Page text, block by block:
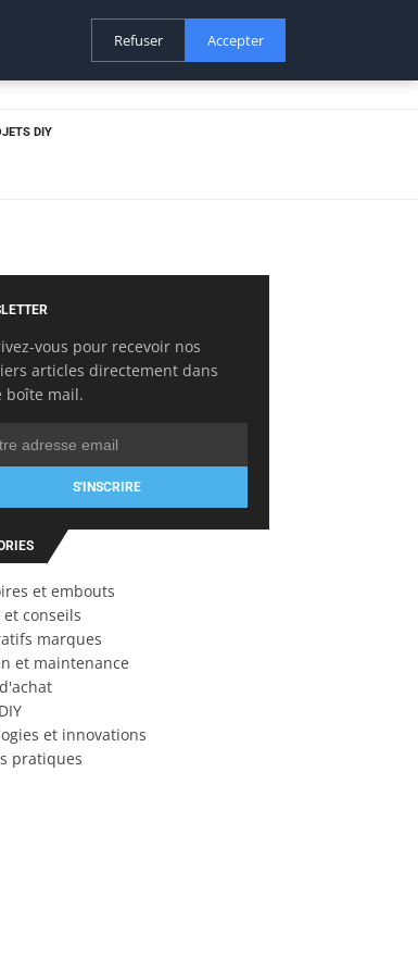
DIY
vous pour recevoir nos
articles directement dans
boîte mail.
S'INSCRIRE
et embouts
et conseils
marques
et maintenance
et innovations
pratiques
Refuser Accepter